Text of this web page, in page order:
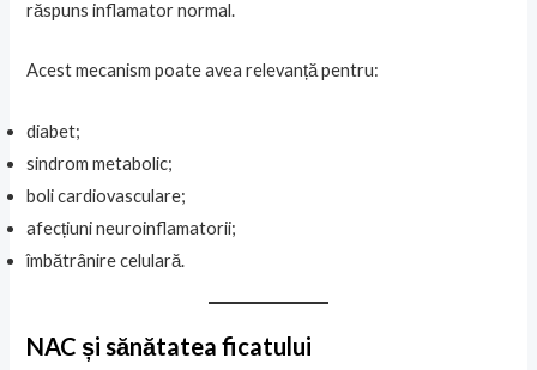
răspuns inflamator normal.
Acest mecanism poate avea relevanță pentru:
diabet;
sindrom metabolic;
boli cardiovasculare;
afecțiuni neuroinflamatorii;
îmbătrânire celulară.
NAC și sănătatea ficatului